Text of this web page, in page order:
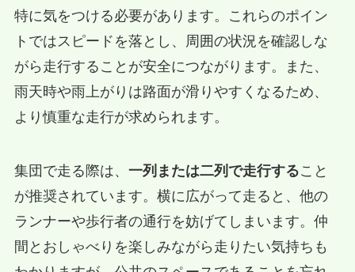
特に気をつける必要があります。これらのポイン
トではスピードを落とし、周囲の状況を確認しな
がら走行することが安全につながります。また、
雨天時や雨上がりは路面が滑りやすくなるため、
より慎重な走行が求められます。
集団で走る際は、 一列または二列で走行すること
が推奨されています。横に広がって走ると、他の
ランナーや歩行者の通行を妨げてしまいます。仲
間とおしゃべりを楽しみながら走りたい気持ちも